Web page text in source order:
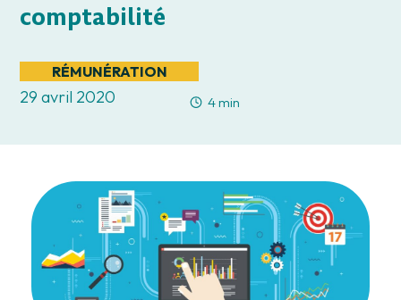
comptabilité
RÉMUNÉRATION
29 avril 2020 4 min